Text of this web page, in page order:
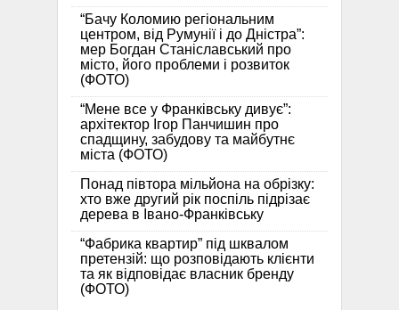
“Бачу Коломию регіональним
центром, від Румунії і до Дністра”:
мер Богдан Станіславський про
місто, його проблеми і розвиток
(ФОТО)
“Мене все у Франківську дивує”:
архітектор Ігор Панчишин про
спадщину, забудову та майбутнє
міста (ФОТО)
Понад півтора мільйона на обрізку:
хто вже другий рік поспіль підрізає
дерева в Івано-Франківську
“Фабрика квартир” під шквалом
претензій: що розповідають клієнти
та як відповідає власник бренду
(ФОТО)